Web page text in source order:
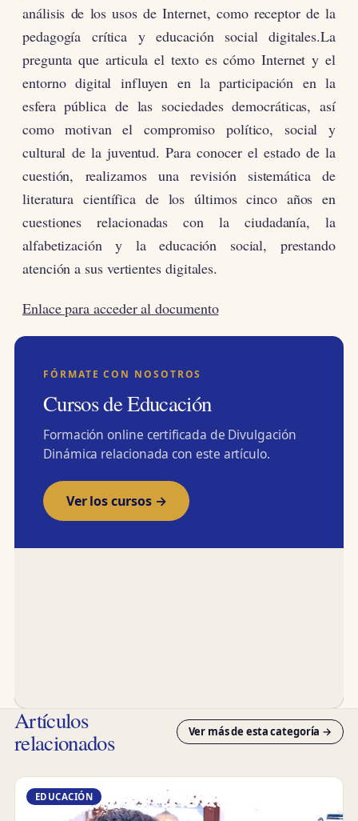
análisis de los usos de Internet, como receptor de la
pedagogía crítica y educación social digitales.La
pregunta que articula el texto es cómo Internet y el
entorno digital influyen en la participación en la
esfera pública de las sociedades democráticas, así
como motivan el compromiso político, social y
cultural de la juventud. Para conocer el estado de la
cuestión, realizamos una revisión sistemática de
literatura científica de los últimos cinco años en
cuestiones relacionadas con la ciudadanía, la
alfabetización y la educación social, prestando
atención a sus vertientes digitales.
Enlace para acceder al documento
FÓRMATE CON NOSOTROS
Cursos de Educación
Formación online certificada de Divulgación
Dinámica relacionada con este artículo.
Ver los cursos →
Artículos
relacionados Ver más de esta categoría →
EDUCACIÓN